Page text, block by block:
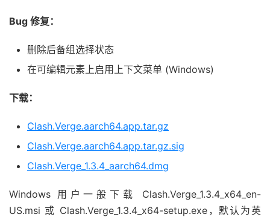
Bug 修复：
删除后备组选择状态
在可编辑元素上启用上下文菜单 (Windows)
下载：
Clash.Verge.aarch64.app.tar.gz
Clash.Verge.aarch64.app.tar.gz.sig
Clash.Verge_1.3.4_aarch64.dmg
Windows 用户一般下载 Clash.Verge_1.3.4_x64_en-
US.msi 或 Clash.Verge_1.3.4_x64-setup.exe，默认为英